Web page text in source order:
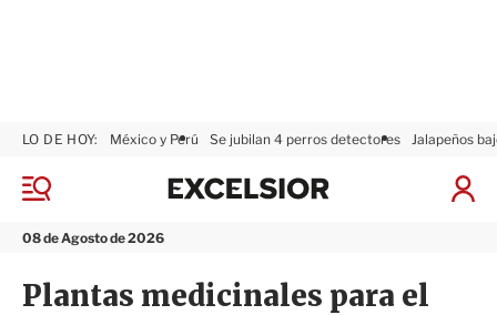
M
n
08 de Agosto de 2026
LO DE HOY: México y Perú Se jubilan 4 perros detectores Jalapeños
I
x
Plantas medicinales para el